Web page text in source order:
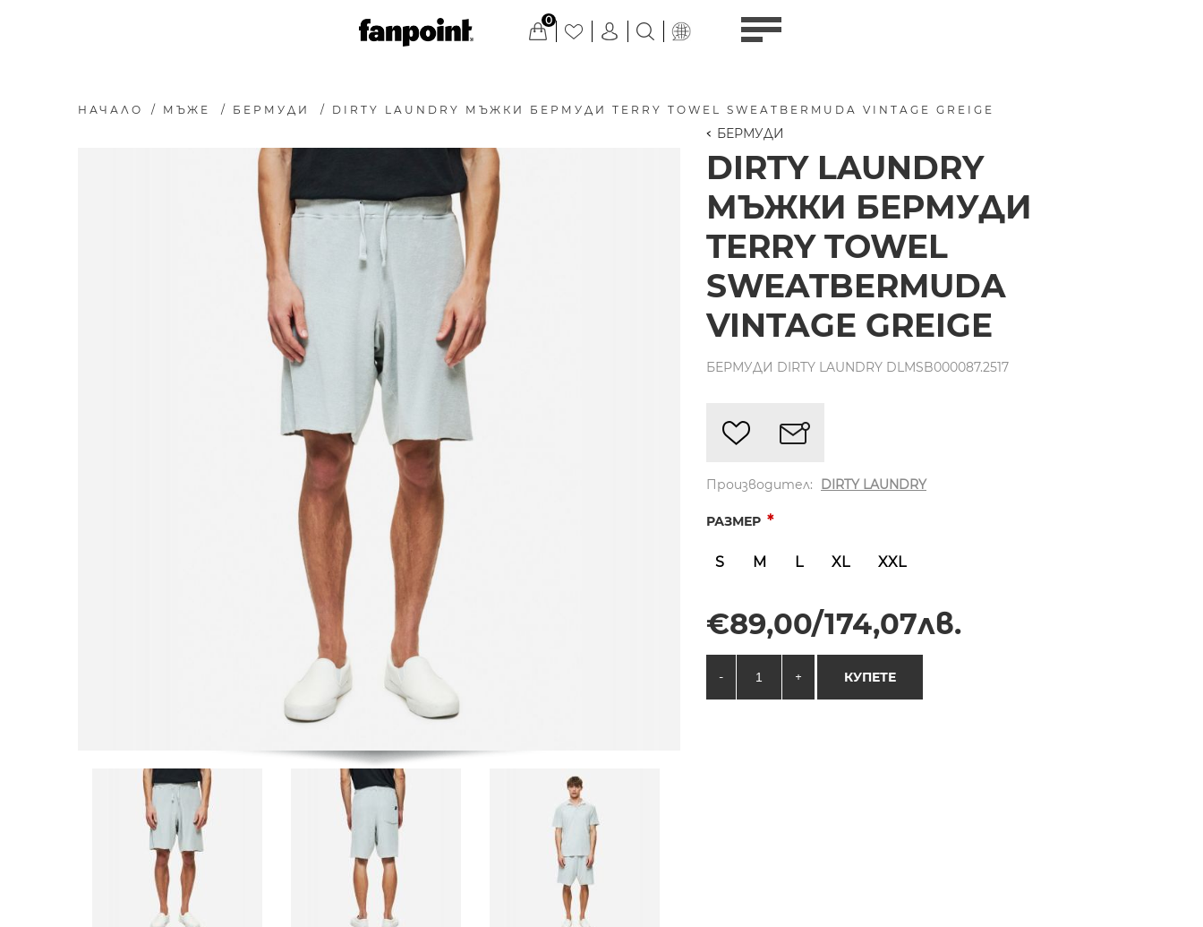
0
НАЧАЛО / МЪЖЕ / БЕРМУДИ / DIRTY LAUNDRY МЪЖКИ БЕРМУДИ TERRY TOWEL SWEATBERMUDA VINTAGE GREIGE
БЕРМУДИ
DIRTY LAUNDRY
МЪЖКИ БЕРМУДИ
TERRY TOWEL
SWEATBERMUDA
VINTAGE GREIGE
БЕРМУДИ DIRTY LAUNDRY DLMSB000087.2517
Производител: DIRTY LAUNDRY
РАЗМЕР *
S M L XL XXL
€89,00/174,07лв.
- + КУПЕТЕ